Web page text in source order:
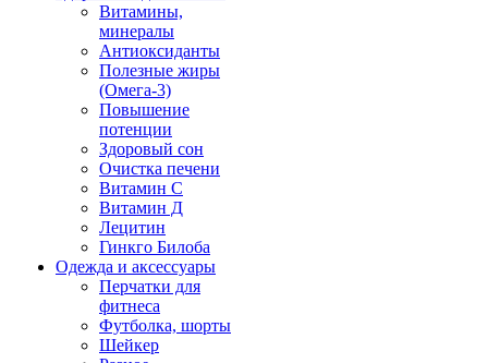
Витамины,
минералы
Антиоксиданты
Полезные жиры
(Омега-3)
Повышение
потенции
Здоровый сон
Очистка печени
Витамин С
Витамин Д
Лецитин
Гинкго Билоба
Одежда и аксессуары
Перчатки для
фитнеса
Футболка, шорты
Шейкер